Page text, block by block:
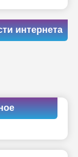
интернета